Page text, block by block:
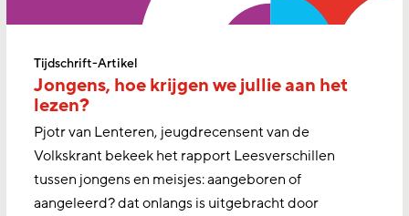
Tijdschrift-Artikel
Jongens, hoe krijgen we jullie aan het
lezen?
Pjotr van Lenteren, jeugdrecensent van de
Volkskrant bekeek het rapport Leesverschillen
tussen jongens en meisjes: aangeboren of
aangeleerd? dat onlangs is uitgebracht door